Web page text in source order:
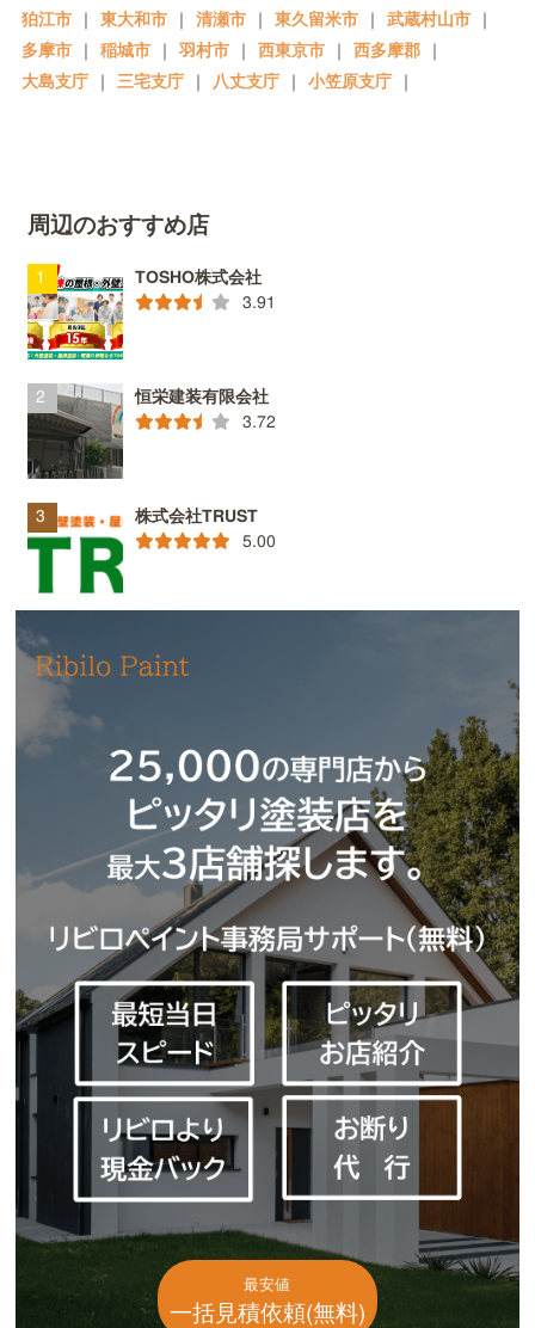
狛江市 ｜ 東大和市 ｜ 清瀬市 ｜ 東久留米市 ｜ 武蔵村山市 ｜
多摩市 ｜ 稲城市 ｜ 羽村市 ｜ 西東京市 ｜ 西多摩郡 ｜
大島支庁 ｜ 三宅支庁 ｜ 八丈支庁 ｜ 小笠原支庁 ｜
周辺のおすすめ店
TOSHO株式会社
3.91
恒栄建装有限会社
3.72
株式会社TRUST
5.00
最安値
一括見積依頼(無料)